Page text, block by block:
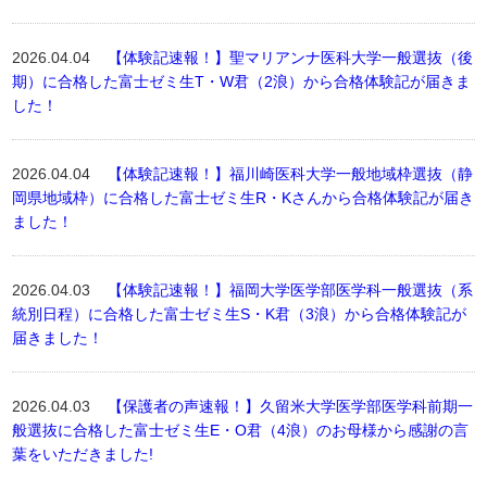
2026.04.04
【体験記速報！】聖マリアンナ医科大学一般選抜（後
期）に合格した富士ゼミ生T・W君（2浪）から合格体験記が届きま
した！
2026.04.04
【体験記速報！】福川崎医科大学一般地域枠選抜（静
岡県地域枠）に合格した富士ゼミ生R・Kさんから合格体験記が届き
ました！
2026.04.03
【体験記速報！】福岡大学医学部医学科一般選抜（系
統別日程）に合格した富士ゼミ生S・K君（3浪）から合格体験記が
届きました！
2026.04.03
【保護者の声速報！】久留米大学医学部医学科前期一
般選抜に合格した富士ゼミ生E・O君（4浪）のお母様から感謝の言
葉をいただきました!